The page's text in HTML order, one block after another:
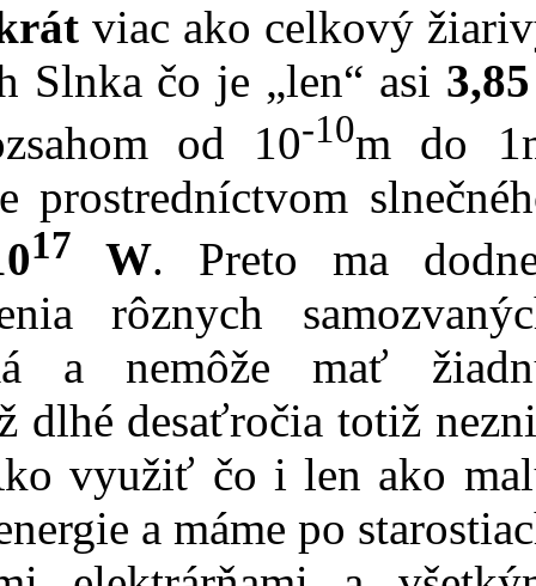
viac ako celkový
Slnka čo je „len“ asi
od 10-10m do
prostredníctvom
17 W. Preto ma
rôznych
a nemôže mať
dlhé desaťročia totiž
využiť čo i len ako
a máme po